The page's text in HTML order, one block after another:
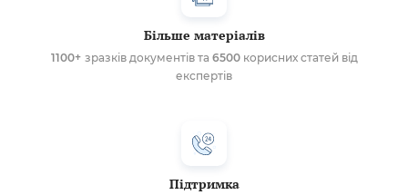
Більше матеріалів
1100+ зразків документів та 6500корисних статей від
експертів
Підтримка